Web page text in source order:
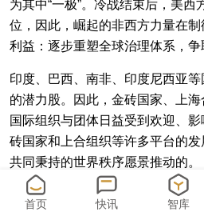
为其中“一极”。冷战结束后，美
位，因此，崛起的非西方力量在
利益：逐步重塑全球治理体系，争
印度、巴西、南非、印度尼西亚
的潜力股。因此，金砖国家、上
国际组织与团体日益受到欢迎、
砖国家和上合组织等许多平台的
共同秉持的世界秩序愿景推动的。
文章提到，与某些西方叙事相反
首页 快讯 智库